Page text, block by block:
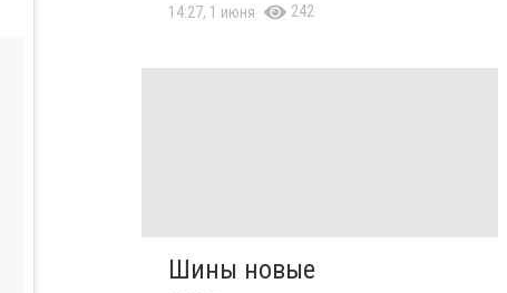
14:27, 1 июня 242
Шины новые